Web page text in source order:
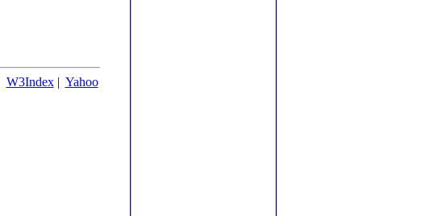
W3Index| Yahoo